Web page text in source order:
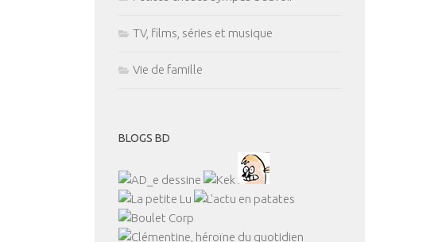
TV, films, séries et musique
Vie de famille
BLOGS BD